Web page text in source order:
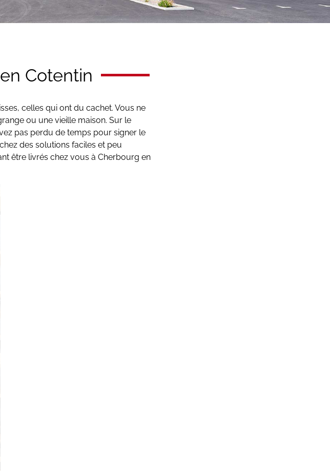
Cotentin
celles qui ont du cachet. Vous ne
ou une vieille maison. Sur le
pas perdu de temps pour signer le
des solutions faciles et peu
être livrés chez vous à Cherbourg en